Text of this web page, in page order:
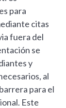
para
citas
fuera del
se
y
al
para el
Este